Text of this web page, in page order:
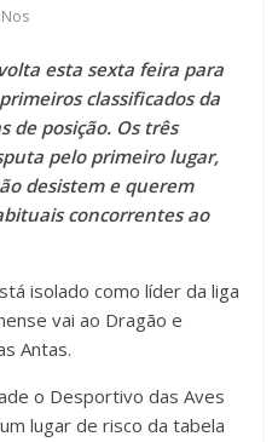
esta sexta feira para
classificados da
de posição. Os três
pelo primeiro lugar,
desistem e querem
concorrentes ao
isolado como líder da liga
vai ao Dragão e
Antas.
o Desportivo das Aves
lugar de risco da tabela